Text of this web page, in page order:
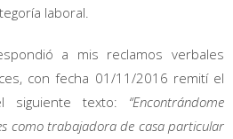
laboral.
a mis reclamos verbales
con fecha 01/11/2016 remití el
siguiente texto: “Encontrándome
como trabajadora de casa particular